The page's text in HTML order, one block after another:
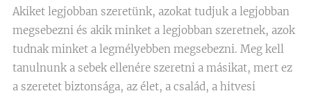
Akiket legjobban szeretünk, azokat tudjuk a legjobban
megsebezni és akik minket a legjobban szeretnek, azok
tudnak minket a legmélyebben megsebezni. Meg kell
tanulnunk a sebek ellenére szeretni a másikat, mert ez
a szeretet biztonsága, az élet, a család, a hitvesi